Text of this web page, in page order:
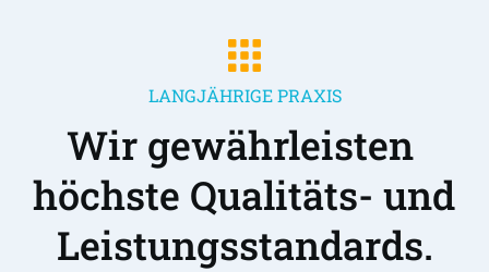
LANGJÄHRIGE PRAXIS
Wir gewährleisten
höchste Qualitäts- und
Leistungsstandards.